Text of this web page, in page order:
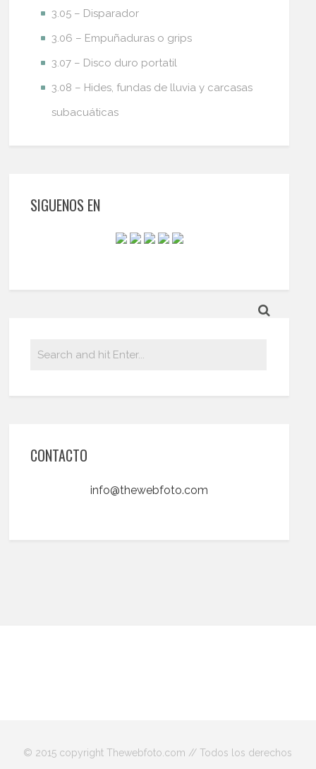
3.05 – Disparador
3.06 – Empuñaduras o grips
3.07 – Disco duro portatil
3.08 – Hides, fundas de lluvia y carcasas
subacuáticas
SIGUENOS EN
CONTACTO
info@thewebfoto.com
© 2015 copyright Thewebfoto.com // Todos los derechos